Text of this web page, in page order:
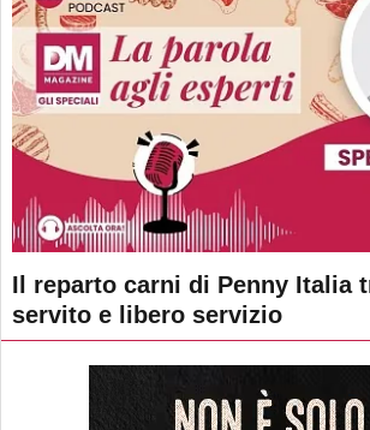
Il reparto carni di Penny Italia
servito e libero servizio